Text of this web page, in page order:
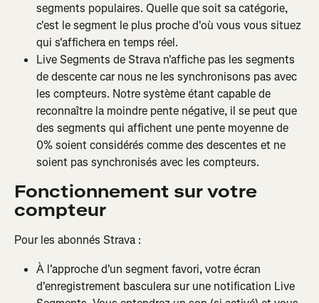
segments populaires. Quelle que soit sa catégorie,
c'est le segment le plus proche d'où vous vous situez
qui s'affichera en temps réel.
Live Segments de Strava n'affiche pas les segments
de descente car nous ne les synchronisons pas avec
les compteurs. Notre système étant capable de
reconnaître la moindre pente négative, il se peut que
des segments qui affichent une pente moyenne de
0% soient considérés comme des descentes et ne
soient pas synchronisés avec les compteurs.
Fonctionnement sur votre
compteur
Pour les abonnés Strava :
À l'approche d'un segment favori, votre écran
d'enregistrement basculera sur une notification Live